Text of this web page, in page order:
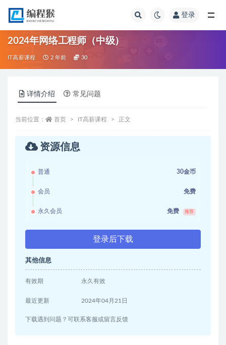
登录
2024年网络工程师（中级）
IT高薪课程 2 年前 30
详情介绍 常见问题
当前位置： 首页 IT高薪课程 正文
资源信息
普通 30金币
会员 免费
永久会员 免费 推荐
登录后下载
其他信息
有效期 永久有效
最近更新 2024年04月21日
下载遇到问题？可联系客服或留言反馈